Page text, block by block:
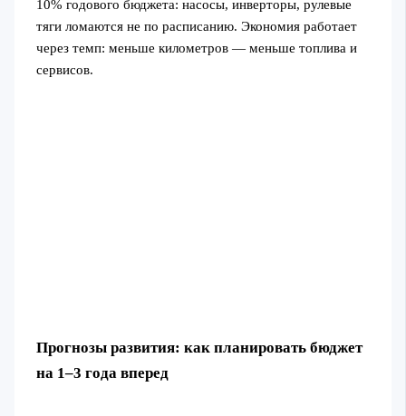
10% годового бюджета: насосы, инверторы, рулевые
тяги ломаются не по расписанию. Экономия работает
через темп: меньше километров — меньше топлива и
сервисов.
Прогнозы развития: как планировать бюджет
на 1–3 года вперед